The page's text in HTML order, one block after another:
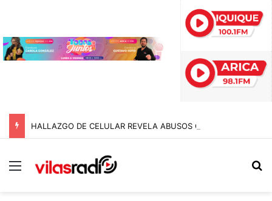
Menú